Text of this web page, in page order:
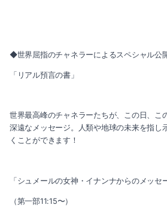
◆世界屈指のチャネラーによるスペシャル公
「リアル預言の書」
世界最高峰のチャネラーたちが、この日、こ
深遠なメッセージ。人類や地球の未来を指し
くことができます！
「シュメールの女神・イナンナからのメッセ
（第一部11:15〜）